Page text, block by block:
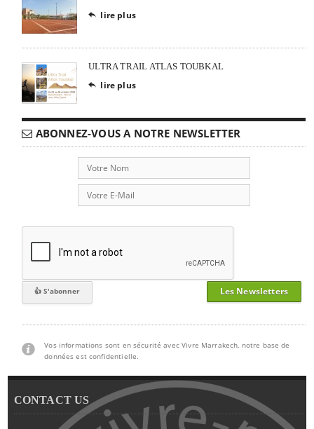
 lire plus
ULTRA TRAIL ATLAS TOUBKAL
 lire plus
ABONNEZ-VOUS A NOTRE NEWSLETTER
Les Newsletters
Vos informations sont en sécurité avec Vivre Marrakech, notre base de
données est confidentielle.
CONTACT US